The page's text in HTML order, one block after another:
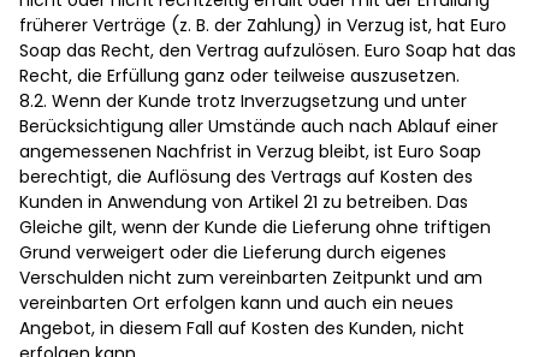
früherer Verträge (z. B. der Zahlung) in Verzug ist, hat Euro
Soap das Recht, den Vertrag aufzulösen. Euro Soap hat das
Recht, die Erfüllung ganz oder teilweise auszusetzen.
8.2. Wenn der Kunde trotz Inverzugsetzung und unter
Berücksichtigung aller Umstände auch nach Ablauf einer
angemessenen Nachfrist in Verzug bleibt, ist Euro Soap
berechtigt, die Auflösung des Vertrags auf Kosten des
Kunden in Anwendung von Artikel 21 zu betreiben. Das
Gleiche gilt, wenn der Kunde die Lieferung ohne triftigen
Grund verweigert oder die Lieferung durch eigenes
Verschulden nicht zum vereinbarten Zeitpunkt und am
vereinbarten Ort erfolgen kann und auch ein neues
Angebot, in diesem Fall auf Kosten des Kunden, nicht